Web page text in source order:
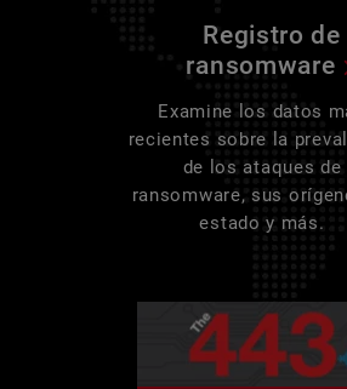
Registro de
ransomware
Examine los datos
recientes sobre la
de los ataques de
ransomware, sus
estado y más.